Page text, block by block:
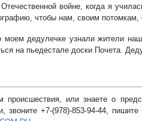
войне, когда я
чтобы нам, своим потомкам,
дедулечке узнали жители
на пьедестале доски Почета.
или знаете о
звоните +7-(978)-853-94-44, пишите